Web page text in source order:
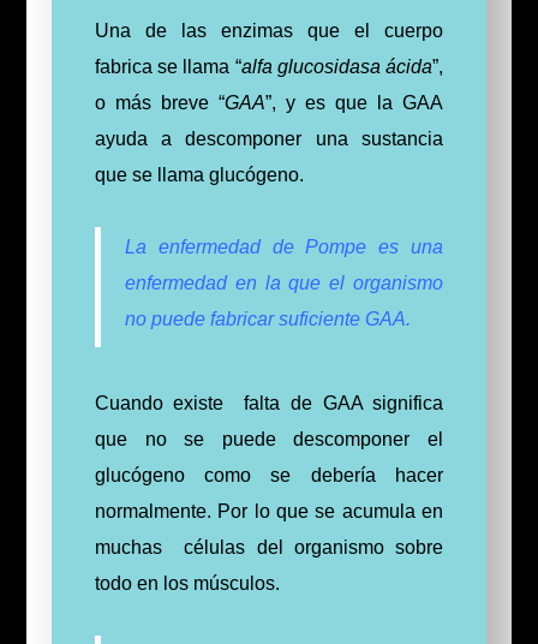
Una de las enzimas que el cuerpo
fabrica se llama “alfa glucosidasa ácida”,
o más breve “GAA”, y es que la GAA
ayuda a descomponer una sustancia
que se llama glucógeno.
La enfermedad de Pompe es una
enfermedad en la que el organismo
no puede fabricar suficiente GAA.
Cuando existe falta de GAA significa
que no se puede descomponer el
glucógeno como se debería hacer
normalmente. Por lo que se acumula en
muchas células del organismo sobre
todo en los músculos.